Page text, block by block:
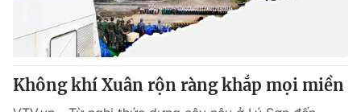
Không khí Xuân rộn ràng khắp mọi miền